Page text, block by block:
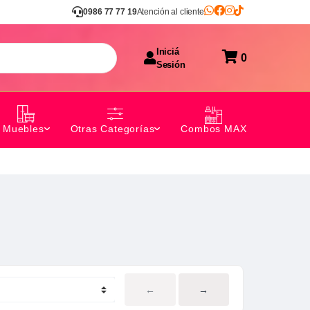
0986 77 77 19Atención al cliente
Iniciá
Sesión
0
Muebles Otras Categorías Combos MAX
← →